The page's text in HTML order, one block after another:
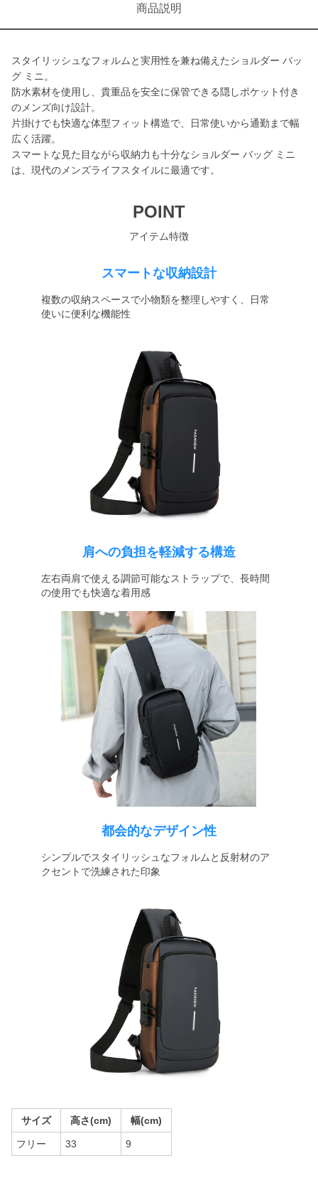
商品説明
スタイリッシュなフォルムと実用性を兼ね備えたショルダー バッ
グ ミニ。
防水素材を使用し、貴重品を安全に保管できる隠しポケット付き
のメンズ向け設計。
片掛けでも快適な体型フィット構造で、日常使いから通勤まで幅
広く活躍。
スマートな見た目ながら収納力も十分なショルダー バッグ ミニ
は、現代のメンズライフスタイルに最適です。
POINT
アイテム特徴
スマートな収納設計
複数の収納スペースで小物類を整理しやすく、日常
使いに便利な機能性
肩への負担を軽減する構造
左右両肩で使える調節可能なストラップで、長時間
の使用でも快適な着用感
都会的なデザイン性
シンプルでスタイリッシュなフォルムと反射材のア
クセントで洗練された印象
サイズ 高さ(cm) 幅(cm)
フリー 33 9